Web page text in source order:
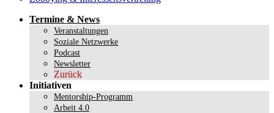
Termine & News
Veranstaltungen
Soziale Netzwerke
Podcast
Newsletter
Zurück
Initiativen
Mentorship-Programm
Arbeit 4.0